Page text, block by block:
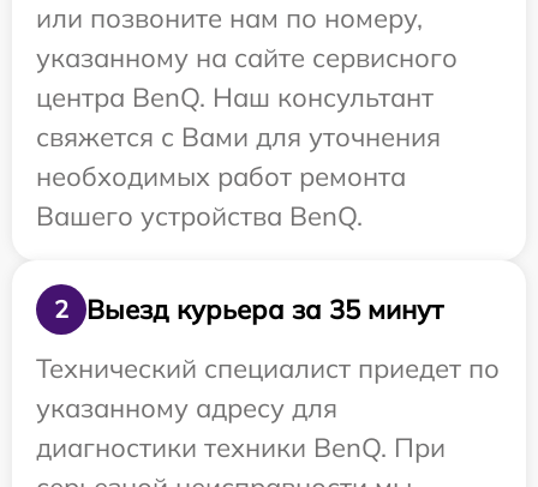
или позвоните нам по номеру,
указанному на сайте сервисного
центра BenQ. Наш консультант
свяжется с Вами для уточнения
необходимых работ ремонта
Вашего устройства BenQ.
2
Выезд курьера за 35 минут
Технический специалист приедет по
указанному адресу для
диагностики техники BenQ. При